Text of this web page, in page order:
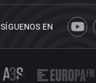
SÍGUENOS EN